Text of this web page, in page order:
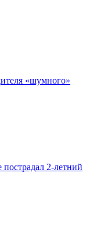
«шумного»
2-летний